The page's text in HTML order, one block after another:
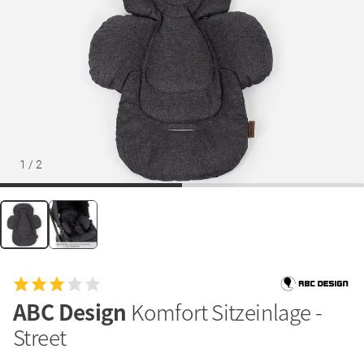
1 / 2
ABC Design Komfort Sitzeinlage -
Street